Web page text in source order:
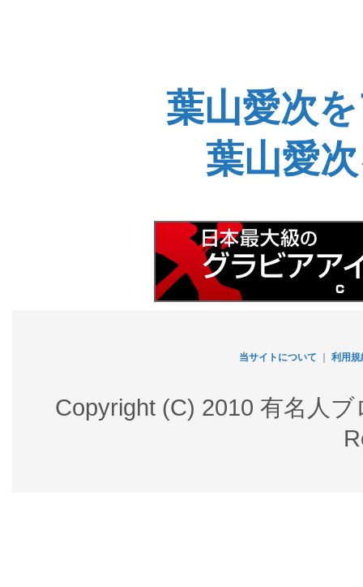
葉山愛次
葉山愛
当サイトについて 利用規
Copyright (C) 2010 有名人